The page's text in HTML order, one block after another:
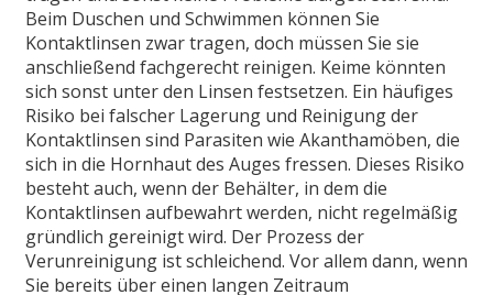
Beim Duschen und Schwimmen können Sie
Kontaktlinsen zwar tragen, doch müssen Sie sie
anschließend fachgerecht reinigen. Keime könnten
sich sonst unter den Linsen festsetzen. Ein häufiges
Risiko bei falscher Lagerung und Reinigung der
Kontaktlinsen sind Parasiten wie Akanthamöben, die
sich in die Hornhaut des Auges fressen. Dieses Risiko
besteht auch, wenn der Behälter, in dem die
Kontaktlinsen aufbewahrt werden, nicht regelmäßig
gründlich gereinigt wird. Der Prozess der
Verunreinigung ist schleichend. Vor allem dann, wenn
Sie bereits über einen langen Zeitraum